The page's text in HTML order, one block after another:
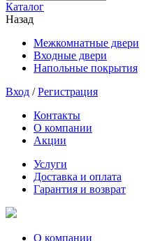
Каталог
Назад
Межкомнатные двери
Входные двери
Напольные покрытия
Вход /Регистрация
Контакты
О компании
Акции
Услуги
Доставка и оплата
Гарантия и возврат
О компании